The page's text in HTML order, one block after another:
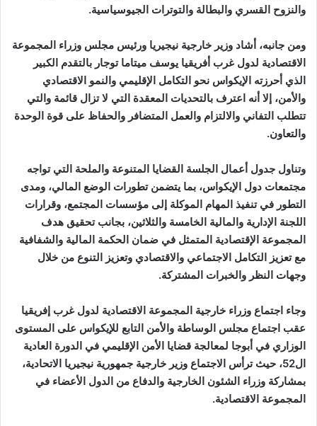
والنزوح القسري والبطالة والتوترات الجيوسياسية.
ومن جانبه، أشاد وزير خارجية نيجيريا ورئيس مجلس وزراء المجموعة
الاقتصادية لدول غرب أفريقيا يوسف ميتاما توجار بالتقدم الكبير
الذي أحرزته الإيكواس نحو التكامل الإقليمي والنمو الاقتصادي
والأمن، إلا أنه اعترف بالتحديات المعقدة التي لا تزال قائمة والتي
تتطلب التفاني والالتزام والعمل المتضافر والحفاظ على قوة الوحدة
والتعاون.
وتناول جدول أعمال الجلسة القضايا المتنوعة والملحة التي تواجه
مجتمعات دول الإيكواس، بما يتضمن تطورات الوضع المالي، ومدى
التطور في تنفيذ المهام الموكلة إلى مؤسسات المجتمع، وقرارات
اللجنة الإدارية والمالية الخامسة والثلاثين، بجانب تحقيق هدف
المجموعة الإقتصادية المتمثل في ضمان الحكمة المالية والشفافية
مع تعزيز التكامل الاجتماعي والاقتصادي وتعزيز التنوع من خلال
وجهات النظر والخبرات المشتركة.
وجاء اجتماع وزراء خارجية المجموعة الاقتصادية لدول غرب إفريقيا
عقب اجتماع مجلس الوساطة والأمن التابع للإيكواس على المستوى
الوزاري في أبوجا لمعالجة قضايا الأمن الإقليمي في الدورة العادية
ال52، حيث ترأس الاجتماع وزير خارجية جمهورية نيجيريا الاتحادية،
بمشاركة وزراء الشئون الخارجية والدفاع من الدول الأعضاء في
المجموعة الاقتصادية.